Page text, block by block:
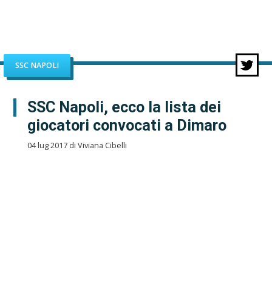
SSC NAPOLI
SSC Napoli, ecco la lista dei
giocatori convocati a Dimaro
04 lug 2017 di Viviana Cibelli